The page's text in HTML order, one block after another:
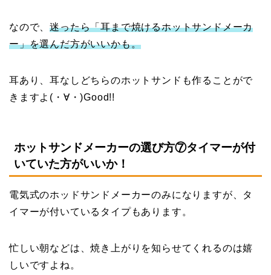
なので、迷ったら「耳まで焼けるホットサンドメーカ
ー」を選んだ方がいいかも。
耳あり、耳なしどちらのホットサンドも作ることがで
きますよ(・∀・)Good!!
ホットサンドメーカーの選び方⑦タイマーが付
いていた方がいいか！
電気式のホッドサンドメーカーのみになりますが、タ
イマーが付いているタイプもあります。
忙しい朝などは、焼き上がりを知らせてくれるのは嬉
しいですよね。